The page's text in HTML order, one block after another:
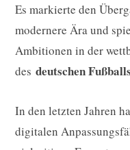
Es markierte den
modernere Ära und
Ambitionen in der
des deutschen Fußballs
In den letzten Jahren
digitalen